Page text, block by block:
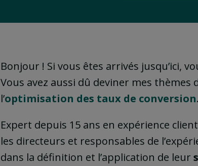
Bonjour ! Si vous êtes arrivés jusqu’ici,
Vous avez aussi dû deviner mes thèmes
l’optimisation des taux de conversion.
Expert depuis 15 ans en expérience
les directeurs et responsables de
dans la définition et l’application de leur